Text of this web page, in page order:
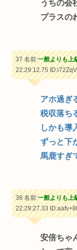
うちの会
プラスの
37 名前:一般よりも上
22:29:12.75
アホ過ぎ
税収落ち
しかも導
ずっと下
馬鹿すぎ
38 名前:一般よりも上
22:29:27.33
安倍ちゃ